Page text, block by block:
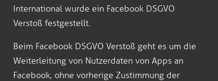
International wurde ein Facebook DSGVO
Verstoß festgestellt.
Beim Facebook DSGVO Verstoß geht es um die
Weiterleitung von Nutzerdaten von Apps an
Facebook, ohne vorherige Zustimmung der